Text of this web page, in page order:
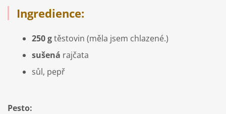
Ingredience:
250 gtěstovin (měla jsem chlazené.)
sušená rajčata
sůl, pepř
Pesto: